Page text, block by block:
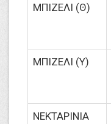
ΜΠΙΖΕΛΙ (Θ)
ΜΠΙΖΕΛΙ (Υ)
ΝΕΚΤΑΡΙΝΙΑ